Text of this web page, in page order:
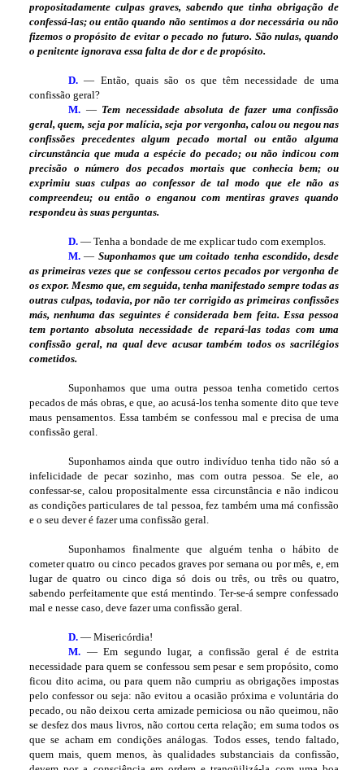
propositadamente culpas graves, sabendo que tinha obrigação de
confessá-las; ou então quando não sentimos a dor necessária ou não
fizemos o propósito de evitar o pecado no futuro. São nulas, quando
o penitente ignorava essa falta de dor e de propósito.
D. — Então, quais são os que têm necessidade de uma
confissão geral?
M. — Tem necessidade absoluta de fazer uma confissão
geral, quem, seja por malícia, seja por vergonha, calou ou negou nas
confissões precedentes algum pecado mortal ou então alguma
circunstância que muda a espécie do pecado; ou não indicou com
precisão o número dos pecados mortais que conhecia bem; ou
exprimiu suas culpas ao confessor de tal modo que ele não as
compreendeu; ou então o enganou com mentiras graves quando
respondeu às suas perguntas.
D. — Tenha a bondade de me explicar tudo com exemplos.
M. — Suponhamos que um coitado tenha escondido, desde
as primeiras vezes que se confessou certos pecados por vergonha de
os expor. Mesmo que, em seguida, tenha manifestado sempre todas as
outras culpas, todavia, por não ter corrigido as primeiras confissões
más, nenhuma das seguintes é considerada bem feita. Essa pessoa
tem portanto absoluta necessidade de repará-las todas com uma
confissão geral, na qual deve acusar também todos os sacrilégios
cometidos.
Suponhamos que uma outra pessoa tenha cometido certos
pecados de más obras, e que, ao acusá-los tenha somente dito que teve
maus pensamentos. Essa também se confessou mal e precisa de uma
confissão geral.
Suponhamos ainda que outro indivíduo tenha tido não só a
infelicidade de pecar sozinho, mas com outra pessoa. Se ele, ao
confessar-se, calou propositalmente essa circunstância e não indicou
as condições particulares de tal pessoa, fez também uma má confissão
e o seu dever é fazer uma confissão geral.
Suponhamos finalmente que alguém tenha o hábito de
cometer quatro ou cinco pecados graves por semana ou por mês, e, em
lugar de quatro ou cinco diga só dois ou três, ou três ou quatro,
sabendo perfeitamente que está mentindo. Ter-se-á sempre confessado
mal e nesse caso, deve fazer uma confissão geral.
D. — Misericórdia!
M. — Em segundo lugar, a confissão geral é de estrita
necessidade para quem se confessou sem pesar e sem propósito, como
ficou dito acima, ou para quem não cumpriu as obrigações impostas
pelo confessor ou seja: não evitou a ocasião próxima e voluntária do
pecado, ou não deixou certa amizade perniciosa ou não queimou, não
se desfez dos maus livros, não cortou certa relação; em suma todos os
que se acham em condições análogas. Todos esses, tendo faltado,
quem mais, quem menos, às qualidades substanciais da confissão,